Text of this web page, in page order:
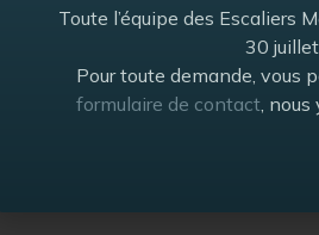
Voir la catégorie
Toute l’équipe des Escaliers
30
Pour toute demande, vous
formulaire de contact ,